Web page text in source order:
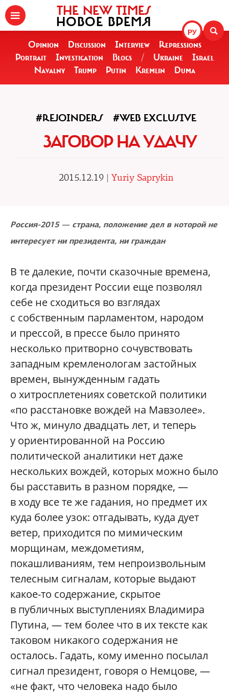
РУ
THE NEW TIMES
НОВОЕ ВРЕМЯ
Opinion Discussion Interview
Repressions
Portrait
Investigation Blogs / Ukraine
Israel
Navalny
Trump Putin Kremlin Duma
#REJOINDERS #WEB EXCLUSIVE
ЗАГОВОР НА УДАЧУ
2015.12.19 | Yuriy Saprykin
Россия-2015 — страна, положение дел в которой не
интересует ни президента, ни граждан
В те далекие, почти сказочные времена,
когда президент России еще позволял
себе не сходиться во взглядах
с собственным парламентом, народом
и прессой, в прессе было принято
несколько притворно сочувствовать
западным кремленологам застойных
времен, вынужденным гадать
о хитросплетениях советской политики
«по расстановке вождей на Мавзолее».
Что ж, минуло двадцать лет, и теперь
у ориентированной на Россию
политической аналитики нет даже
нескольких вождей, которых можно было
бы расставить в разном порядке, —
в ходу все те же гадания, но предмет их
куда более узок: отгадывать, куда дует
ветер, приходится по мимическим
морщинам, междометиям,
покашливаниям, тем непроизвольным
телесным сигналам, которые выдают
какое-то содержание, скрытое
в публичных выступлениях Владимира
Путина, — тем более что в их тексте как
таковом никакого содержания не
осталось. Гадать, кому именно посылал
сигнал президент, говоря о Немцове, —
«не факт, что человека надо было